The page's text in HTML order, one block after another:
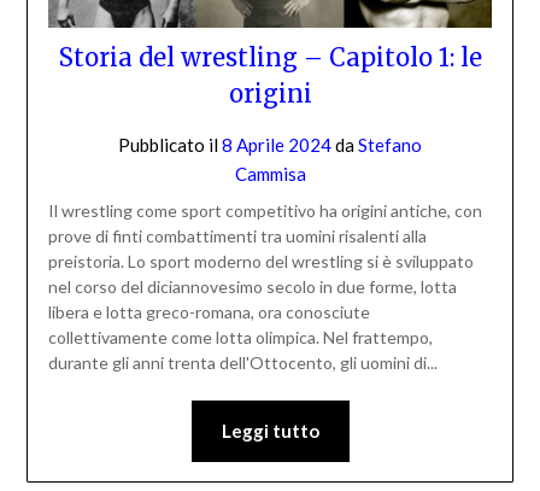
Storia del wrestling – Capitolo 1: le
origini
Pubblicato il8 Aprile 2024daStefano
Cammisa
Il wrestling come sport competitivo ha origini antiche, con
prove di finti combattimenti tra uomini risalenti alla
preistoria. Lo sport moderno del wrestling si è sviluppato
nel corso del diciannovesimo secolo in due forme, lotta
libera e lotta greco-romana, ora conosciute
collettivamente come lotta olimpica. Nel frattempo,
durante gli anni trenta dell'Ottocento, gli uomini di...
Leggi tutto